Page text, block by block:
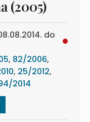
(2005)
do
, 82/2006,
, 25/2012,
2014